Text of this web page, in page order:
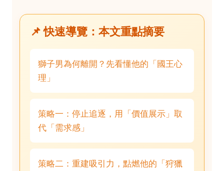
📌 快速導覽：本文重點摘要
獅子男為何離開？先看懂他的「國王心
理」
策略一：停止追逐，用「價值展示」取
代「需求感」
策略二：重建吸引力，點燃他的「狩獵